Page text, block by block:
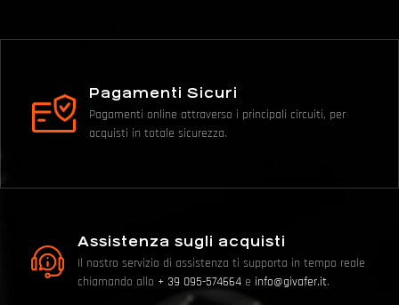
Pagamenti Sicuri
Pagamenti online attraverso i principali circuiti, per
acquisti in totale sicurezza.
Assistenza sugli acquisti
Il nostro servizio di assistenza ti supporta in tempo reale
chiamando allo + 39 095-574664 e info@givafer.it.